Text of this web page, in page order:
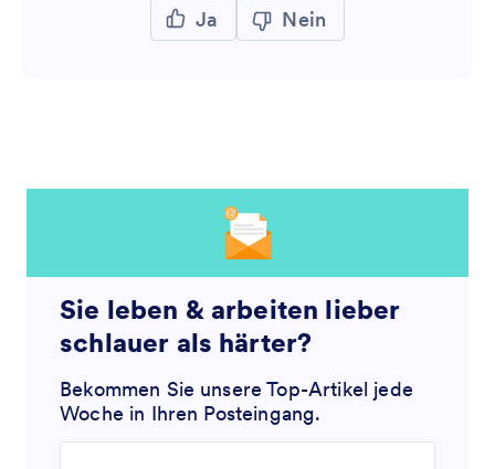
Ja Nein
Sie leben & arbeiten lieber
schlauer als härter?
Bekommen Sie unsere Top-Artikel jede
Woche in Ihren Posteingang.